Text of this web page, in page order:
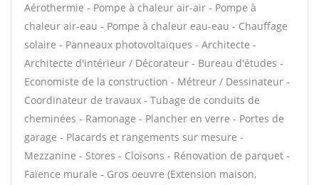
Aérothermie - Pompe à chaleur air-air - Pompe à
chaleur air-eau - Pompe à chaleur eau-eau - Chauffage
solaire - Panneaux photovoltaïques - Architecte -
Architecte d'intérieur / Décorateur - Bureau d'études -
Economiste de la construction - Métreur / Dessinateur -
Coordinateur de travaux - Tubage de conduits de
cheminées - Ramonage - Plancher en verre - Portes de
garage - Placards et rangements sur mesure -
Mezzanine - Stores - Cloisons - Rénovation de parquet -
Faïence murale - Gros oeuvre (Extension maison,